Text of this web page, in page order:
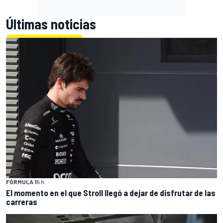
Últimas noticias
FÓRMULA 15 h
El momento en el que Stroll llegó a dejar de disfrutar de las
carreras